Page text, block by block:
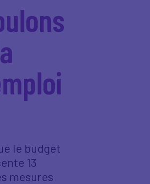
le budget
13
mesures